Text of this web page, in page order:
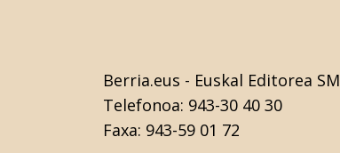
Berria.eus - Euskal Editorea SM
Telefonoa: 943-30 40 30
Faxa: 943-59 01 72